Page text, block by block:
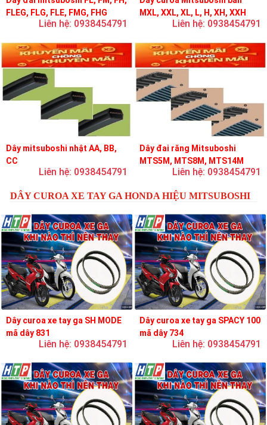
FLEG, FLG, FLE, FMG, FHG
Liên hệ: 0938454791
MXL, XXL, XL, L, H, XH, XXH
Liên hệ: 0938454791
Dây mitsuboshi nhật AA, BB,
CC
Liên hệ: 0938454791
Dây đai răng Mitsuboshi
MTS5M, MTS8M, MTS14M
Liên hệ: 0938454791
DÂY CUROA XE TAY GA HONDA HIỆU MITSUBOSHI
Dây curoa xe tay ga SH MODE
mã dây 831
Liên hệ: 0938454791
Dây curoa xe tay ga SPACY 100
mã dây 734
Liên hệ: 0938454791